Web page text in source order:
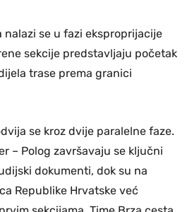
nalazi se u fazi eksproprijacije
sekcije predstavljaju početak
trase prema granici
se kroz dvije paralelne faze.
– Polog završavaju se ključni
dokumenti, dok su na
Republike Hrvatske već